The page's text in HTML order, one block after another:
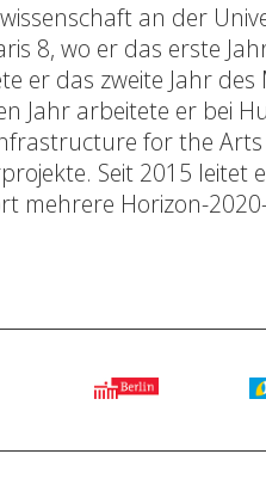
an der
8, wo er das erste
er das zweite Jahr
Jahr arbeitete er bei
for the Arts
Seit 2015 leitet
mehrere Horizon-